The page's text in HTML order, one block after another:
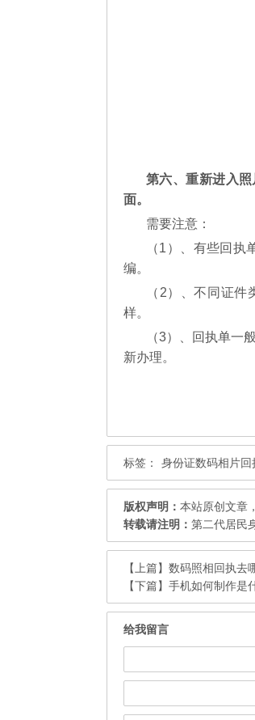
第六、重新进入
面。
需要注意：
（1）、有些回
编。
（2）、不同证
样。
（3）、回执单一
新办理。
标签： 身份证数码相片回
版权声明： 本站原创文章
转载请注明： 第二代居民
【上篇】 数码照相回执去
【下篇】 手机如何制作是
给我留言